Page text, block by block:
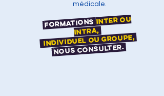
médicale.
FormationsInter ou
Intra,
individuel ou groupe,
nous consulter.